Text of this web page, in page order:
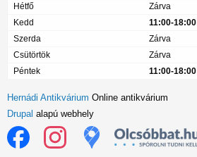
Hétfő
Zárva
Kedd
11:00-18:00
Szerda
Zárva
Csütörtök
Zárva
Péntek
11:00-18:00
Hernádi Antikvárium Online antikvárium
Drupal alapú webhely